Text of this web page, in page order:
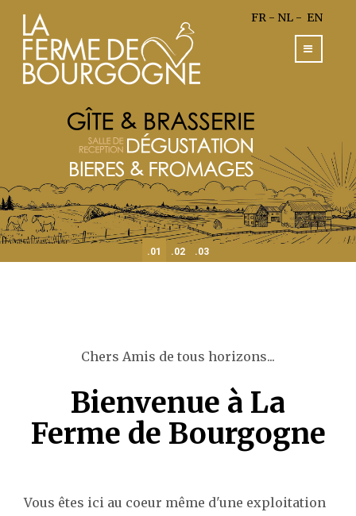
FR- NL- EN
1 2 3
Chers Amis de tous horizons...
Bienvenue à La
Ferme de Bourgogne
Vous êtes ici au coeur même d'une exploitation